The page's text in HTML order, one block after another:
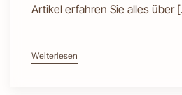
Artikel erfahren Sie alles über
Weiterlesen